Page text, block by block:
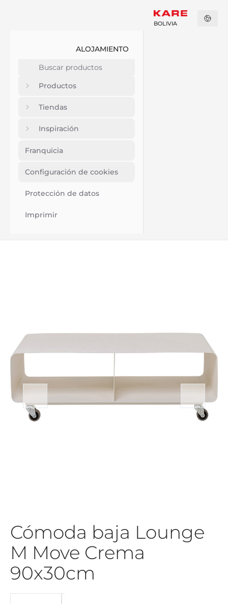
ALOJAMIENTO
Productos
Tiendas
Inspiración
Franquicia
Configuración de cookies
Protección de datos
Imprimir
BOLIVIA
Cómoda baja Lounge
M Move Crema
90x30cm